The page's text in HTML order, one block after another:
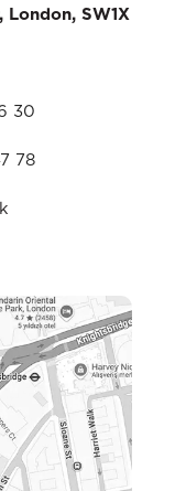
SW1X
30
78